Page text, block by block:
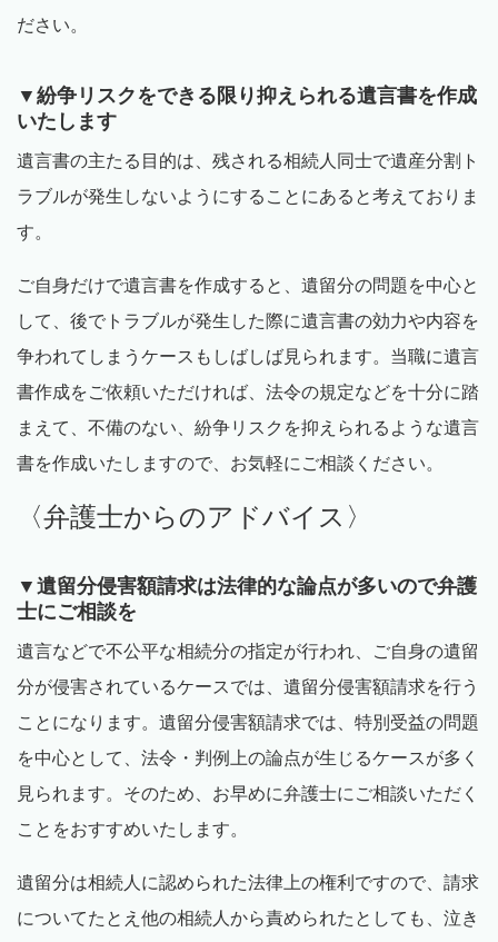
ださい。
▼紛争リスクをできる限り抑えられる遺言書を作成
いたします
遺言書の主たる目的は、残される相続人同士で遺産分割ト
ラブルが発生しないようにすることにあると考えておりま
す。
ご自身だけで遺言書を作成すると、遺留分の問題を中心と
して、後でトラブルが発生した際に遺言書の効力や内容を
争われてしまうケースもしばしば見られます。当職に遺言
書作成をご依頼いただければ、法令の規定などを十分に踏
まえて、不備のない、紛争リスクを抑えられるような遺言
書を作成いたしますので、お気軽にご相談ください。
〈弁護士からのアドバイス〉
▼遺留分侵害額請求は法律的な論点が多いので弁護
士にご相談を
遺言などで不公平な相続分の指定が行われ、ご自身の遺留
分が侵害されているケースでは、遺留分侵害額請求を行う
ことになります。遺留分侵害額請求では、特別受益の問題
を中心として、法令・判例上の論点が生じるケースが多く
見られます。そのため、お早めに弁護士にご相談いただく
ことをおすすめいたします。
遺留分は相続人に認められた法律上の権利ですので、請求
についてたとえ他の相続人から責められたとしても、泣き